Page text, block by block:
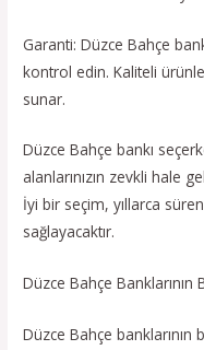
Garanti: Düzce Bahçe
kontrol edin. Kaliteli
sunar.
Düzce Bahçe bankı
alanlarınızın zevkli hale
İyi bir seçim, yıllarca
sağlayacaktır.
Düzce Bahçe Banklarının
Düzce Bahçe banklarının